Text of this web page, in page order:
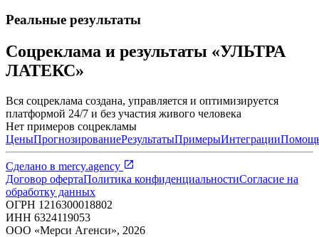
Реальные результаты
Соцреклама и результаты «УЛЬТРА
ЛАТЕКС»
Вся соцреклама создана, управляется и оптимизируется
платформой 24/7 и без участия живого человека
Нет примеров соцрекламы
ЦеныПрогнозированиеРезультатыПримерыИнтеграции
Сделано в mercy.agency
Договор офертаПолитика конфиденциальностиСогласие на
обработку данных
ОГРН 1216300018802
ИНН 6324119053
ООО «Мерси Агенси», 2026